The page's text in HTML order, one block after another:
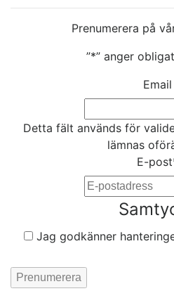
Prenumerera på
”*” anger
Email
Detta fält används för
lämnas
E-post
Jag godkänner